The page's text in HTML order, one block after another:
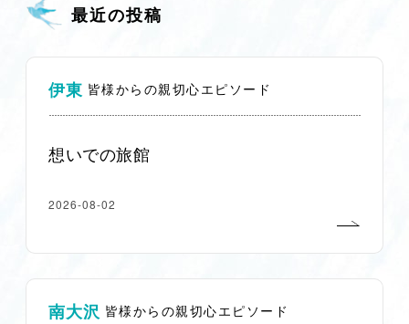
最近の投稿
伊東 皆様からの親切心エピソード
想いでの旅館
2026-08-02
南大沢 皆様からの親切心エピソード